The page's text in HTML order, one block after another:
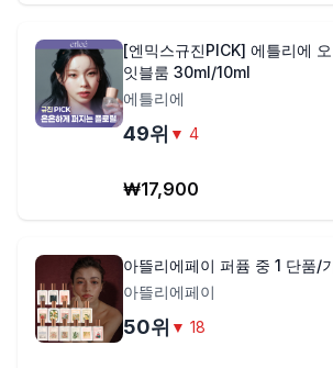
[엔믹스규진PICK] 에틀리에
잇블룸 30ml/10ml
에틀리에
49위 ▼ 4
₩17,900
아뜰리에페이 퍼퓸 중 1 단품/
아뜰리에페이
50위 ▼ 18